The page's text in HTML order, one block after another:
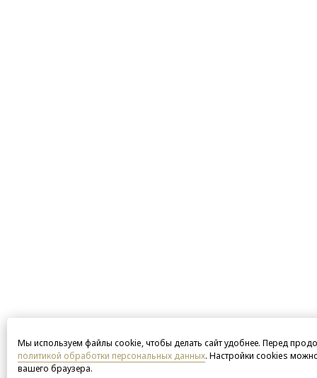
Мы используем файлы cookie, чтобы делать сайт удобнее. Перед
политикой обработки персональных данных. Настройки cookies
вашего браузера.